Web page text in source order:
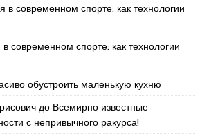
в современном спорте: как технологии
современном спорте: как технологии
обустроить маленькую кухню
до Всемирно известные
с непривычного ракурса!